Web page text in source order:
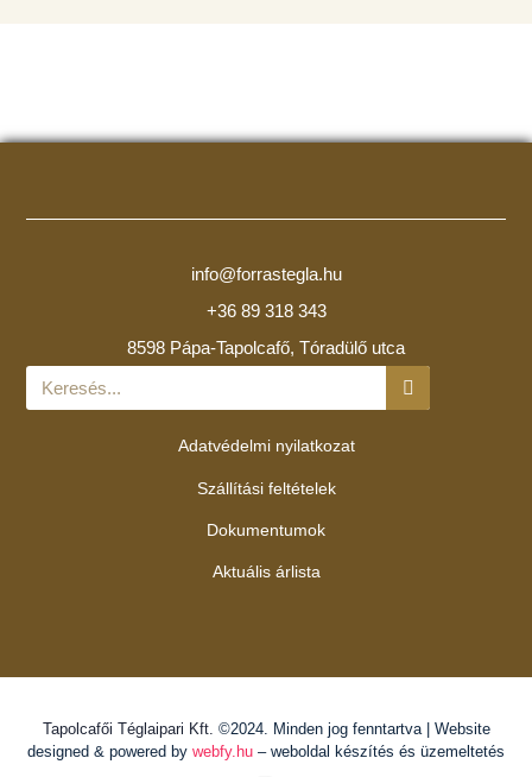
info@forrastegla.hu
+36 89 318 343
8598 Pápa-Tapolcafő, Tóradülő utca
Adatvédelmi nyilatkozat
Szállítási feltételek
Dokumentumok
Aktuális árlista
Tapolcafői Téglaipari Kft. ©2024. Minden jog fenntartva | Website
designed & powered by webfy.hu – weboldal készítés és üzemeltetés